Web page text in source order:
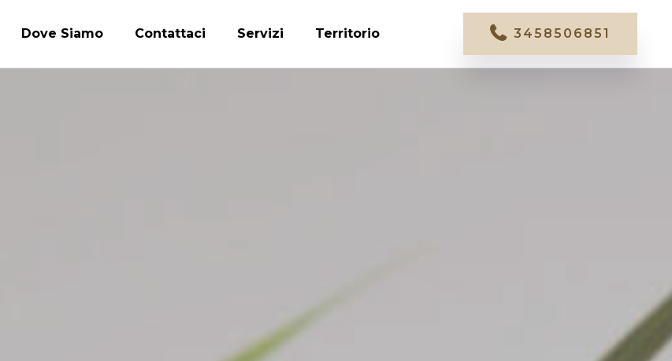
Dove Siamo Contattaci Servizi Territorio 3458506851